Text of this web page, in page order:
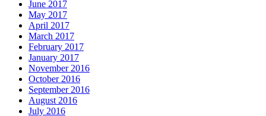
June 2017
May 2017
April 2017
March 2017
February 2017
January 2017
November 2016
October 2016
September 2016
August 2016
July 2016